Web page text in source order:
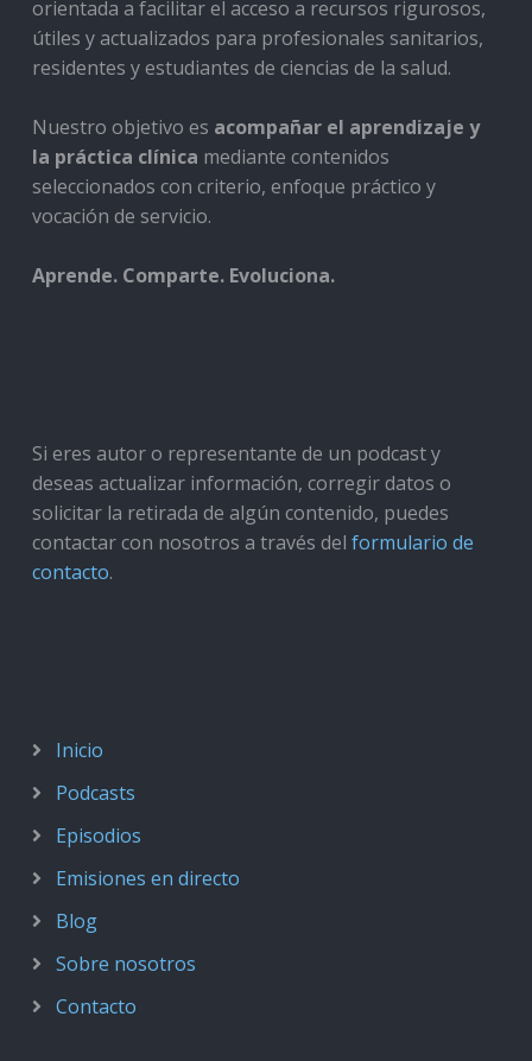
orientada a facilitar el acceso a recursos rigurosos,
útiles y actualizados para profesionales sanitarios,
residentes y estudiantes de ciencias de la salud.
Nuestro objetivo es acompañar el aprendizaje y
la práctica clínica mediante contenidos
seleccionados con criterio, enfoque práctico y
vocación de servicio.
Aprende. Comparte. Evoluciona.
Si eres autor o representante de un podcast y
deseas actualizar información, corregir datos o
solicitar la retirada de algún contenido, puedes
contactar con nosotros a través del formulario de
contacto.
Inicio
Podcasts
Episodios
Emisiones en directo
Blog
Sobre nosotros
Contacto